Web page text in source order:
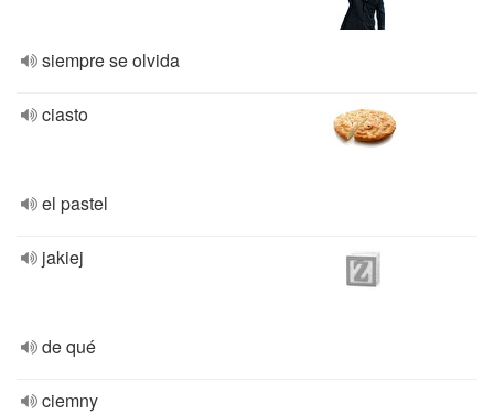
siempre se olvida
ciasto
el pastel
jakiej
de qué
ciemny